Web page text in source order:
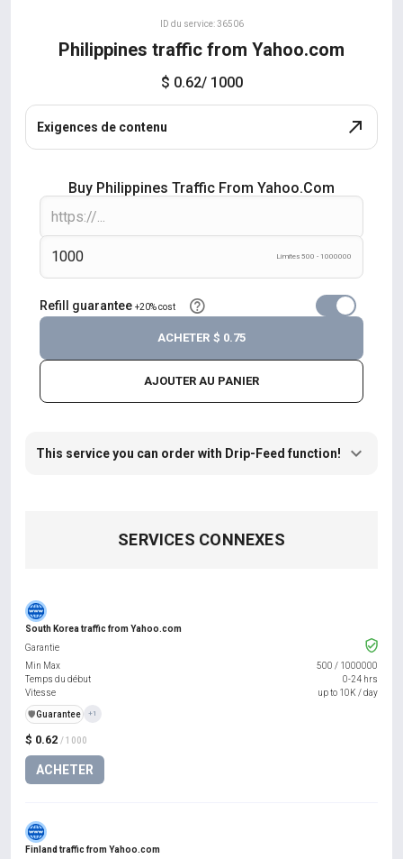
ID du service: 36506
Philippines traffic from Yahoo.com
$ 0.62/ 1000
Exigences de contenu
Buy Philippines Traffic From Yahoo.com
Límites 500 - 1000000
Refill guarantee +20% cost
AJOUTER AU PANIER
ACHETER $ 0.75
This service you can order with Drip-Feed function!
SERVICES CONNEXES
South Korea traffic from Yahoo.com
$ 0.62 / 1000
ACHETER
Garantie
Min Max
500 / 1000000
Temps du début
0-24 hrs
Vitesse
up to 10K / day
️🛡️Guarantee +1
Finland traffic from Yahoo.com